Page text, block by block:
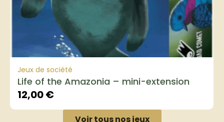
Jeux de société
Life of the Amazonia – mini-extension
12,00€
Voir tous nos jeux